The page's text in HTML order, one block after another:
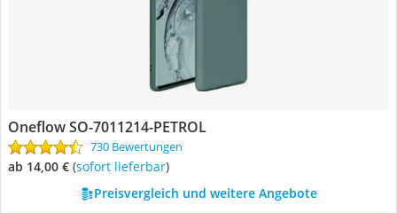
Oneflow SO-7011214-PETROL
730 Bewertungen
ab 14,00 € ( Sofort lieferbar)
Preisvergleich und weitere Angebote